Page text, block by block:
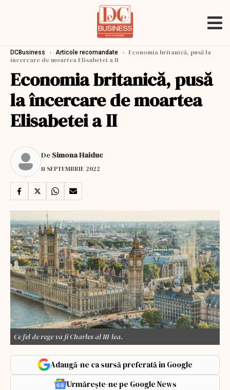
DCBusiness › Articole recomandate › Economia britanică, pusă la
încercare de moartea Elisabetei a II
Economia britanică, pusă
la încercare de moartea
Elisabetei a II
De Simona Haiduc
11 SEPTEMBRIE 2022
Ce fel de rege va fi Charles al III-lea.
Adaugă-ne ca sursă preferată în Google
Urmărește-ne pe Google News